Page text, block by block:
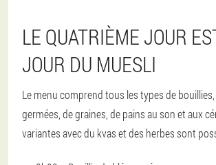
LE QUATRIÈME JOUR
JOUR DU MUESLI
Le menu comprend tous les types de bouillies,
germées, de graines, de pains au son et aux
variantes avec du kvas et des herbes sont